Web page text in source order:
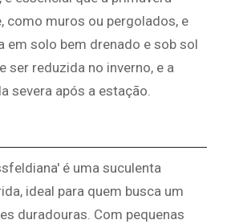
como muros ou pergolados, e
em solo bem drenado e sob sol
ser reduzida no inverno, e a
severa após a estação.
é uma suculenta
ideal para quem busca um
duradouras. Com pequenas